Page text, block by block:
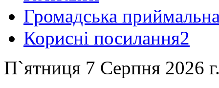
Громадська
Корисні посилання2
П`ятниця 7 Серпня 2026